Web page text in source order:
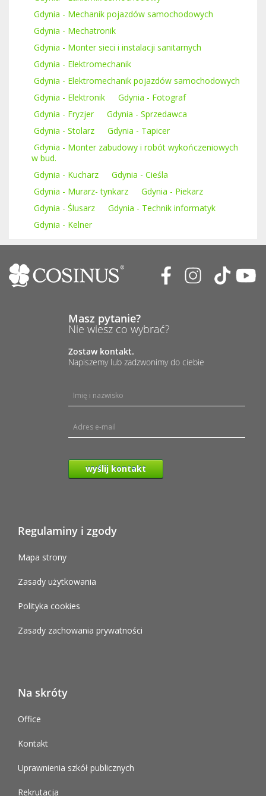
Gdynia - Mechanik pojazdów samochodowych
Gdynia - Mechatronik
Gdynia - Monter sieci i instalacji sanitarnych
Gdynia - Elektromechanik
Gdynia - Elektromechanik pojazdów samochodowych
Gdynia - Elektronik
Gdynia - Fotograf
Gdynia - Fryzjer
Gdynia - Sprzedawca
Gdynia - Stolarz
Gdynia - Tapicer
Gdynia - Monter zabudowy i robót wykończeniowych
w bud.
Gdynia - Kucharz
Gdynia - Cieśla
Gdynia - Murarz- tynkarz
Gdynia - Piekarz
Gdynia - Ślusarz
Gdynia - Technik informatyk
Gdynia - Kelner
Masz pytanie?
Nie wiesz co wybrać?
Zostaw kontakt.
Napiszemy lub zadzwonimy do ciebie
wyślij kontakt
Regulaminy i zgody
Mapa strony
Zasady użytkowania
Polityka cookies
Zasady zachowania prywatności
Na skróty
Office
Kontakt
Uprawnienia szkół publicznych
Rekrutacja